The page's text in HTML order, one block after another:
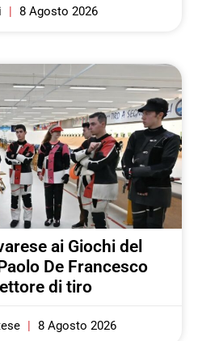
8 Agosto 2026
ai Giochi del
De Francesco
di tiro
8 Agosto 2026